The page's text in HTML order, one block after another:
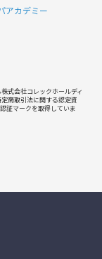
アカデミー
式会社コレックホールディ
商取引法に関する認定資
証マークを取得していま